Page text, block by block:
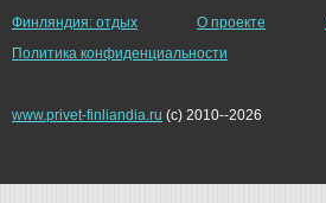
Финляндия: отдых О проекте
Политика конфиденциальности
www.privet-finliandia.ru (c) 2010--2026